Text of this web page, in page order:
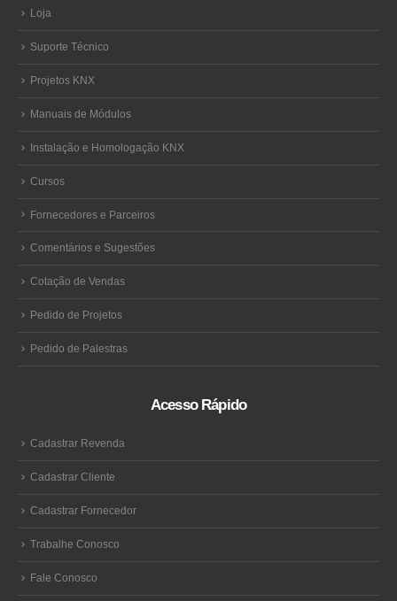
Loja
Suporte Técnico
Projetos KNX
Manuais de Módulos
Instalação e Homologação KNX
Cursos
Fornecedores e Parceiros
Comentários e Sugestões
Cotação de Vendas
Pedido de Projetos
Pedido de Palestras
Acesso Rápido
Cadastrar Revenda
Cadastrar Cliente
Cadastrar Fornecedor
Trabalhe Conosco
Fale Conosco